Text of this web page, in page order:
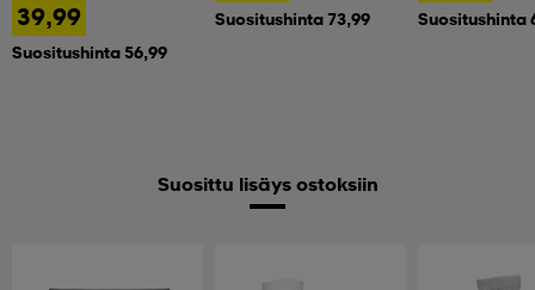
39,99
Suositushinta 56,99
Suositushinta 73,99 Suositushinta
Suosittu lisäys ostoksiin